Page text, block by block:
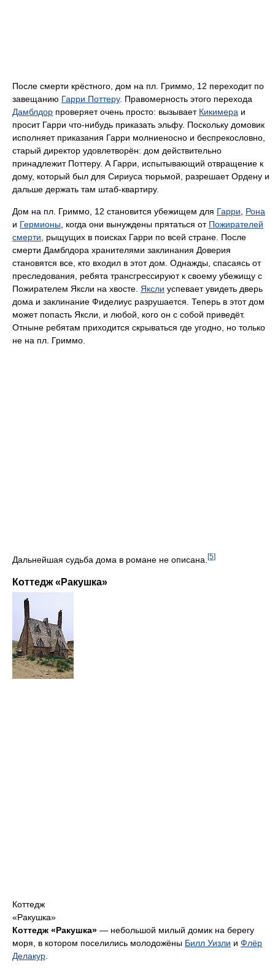
После смерти крёстного, дом на пл. Гриммо, 12 переходит по
завещанию Гарри Поттеру. Правомерность этого перехода
Дамблдор проверяет очень просто: вызывает Кикимера и
просит Гарри что-нибудь приказать эльфу. Поскольку домовик
исполняет приказания Гарри молниеносно и беспрекословно,
старый директор удовлетворён: дом действительно
принадлежит Поттеру. А Гарри, испытывающий отвращение к
дому, который был для Сириуса тюрьмой, разрешает Ордену и
дальше держать там штаб-квартиру.
Дом на пл. Гриммо, 12 становится убежищем для Гарри, Рона
и Гермионы, когда они вынуждены прятаться от Пожирателей
смерти, рыщущих в поисках Гарри по всей стране. После
смерти Дамблдора хранителями заклинания Доверия
становятся все, кто входил в этот дом. Однажды, спасаясь от
преследования, ребята трансгрессируют к своему убежищу с
Пожирателем Яксли на хвосте. Яксли успевает увидеть дверь
дома и заклинание Фиделиус разрушается. Теперь в этот дом
может попасть Яксли, и любой, кого он с собой приведёт.
Отныне ребятам приходится скрываться где угодно, но только
не на пл. Гриммо.
Дальнейшая судьба дома в романе не описана. [5]
Коттедж «Ракушка»
Коттедж
«Ракушка»
Коттедж «Ракушка» — небольшой милый домик на берегу
моря, в котором поселились молодожёны Билл Уизли и Флёр
Делакур